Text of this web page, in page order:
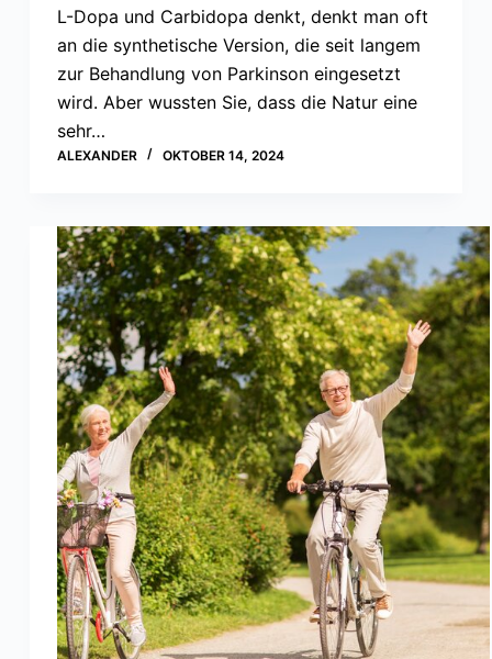
L-Dopa und Carbidopa denkt, denkt man oft
an die synthetische Version, die seit langem
zur Behandlung von Parkinson eingesetzt
wird. Aber wussten Sie, dass die Natur eine
sehr…
ALEXANDER OKTOBER 14, 2024